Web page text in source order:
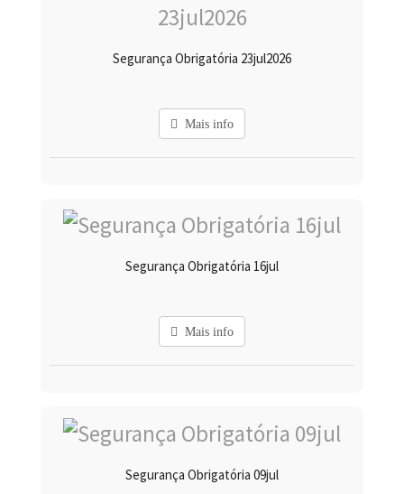
Segurança Obrigatória 23jul2026
Mais info
Segurança Obrigatória 16jul
Mais info
Segurança Obrigatória 09jul